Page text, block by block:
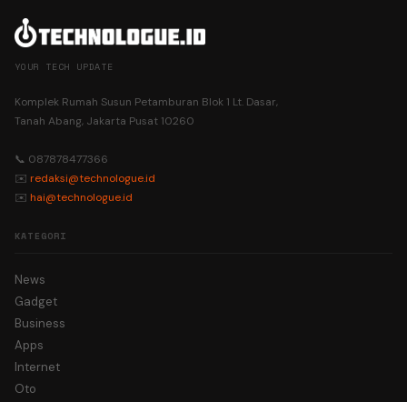
YOUR TECH UPDATE
Komplek Rumah Susun Petamburan Blok 1 Lt. Dasar,
Tanah Abang, Jakarta Pusat 10260
📞 087878477366
✉️ redaksi@technologue.id
✉️ hai@technologue.id
KATEGORI
News
Gadget
Business
Apps
Internet
Oto